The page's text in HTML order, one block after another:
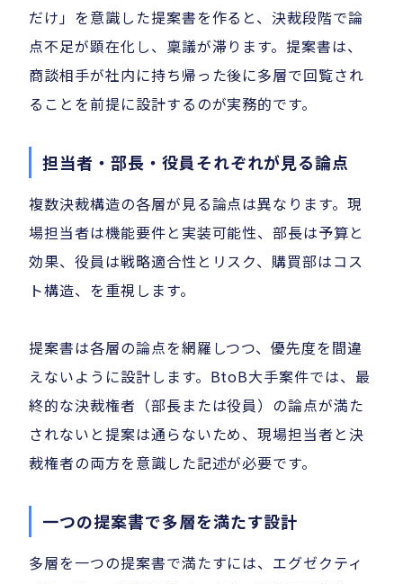
だけ」を意識した提案書を作ると、決裁段階で論
点不足が顕在化し、稟議が滞ります。提案書は、
商談相手が社内に持ち帰った後に多層で回覧され
ることを前提に設計するのが実務的です。
担当者・部長・役員それぞれが見る論点
複数決裁構造の各層が見る論点は異なります。現
場担当者は機能要件と実装可能性、部長は予算と
効果、役員は戦略適合性とリスク、購買部はコス
ト構造、を重視します。
提案書は各層の論点を網羅しつつ、優先度を間違
えないように設計します。BtoB大手案件では、最
終的な決裁権者（部長または役員）の論点が満た
されないと提案は通らないため、現場担当者と決
裁権者の両方を意識した記述が必要です。
一つの提案書で多層を満たす設計
多層を一つの提案書で満たすには、エグゼクティ